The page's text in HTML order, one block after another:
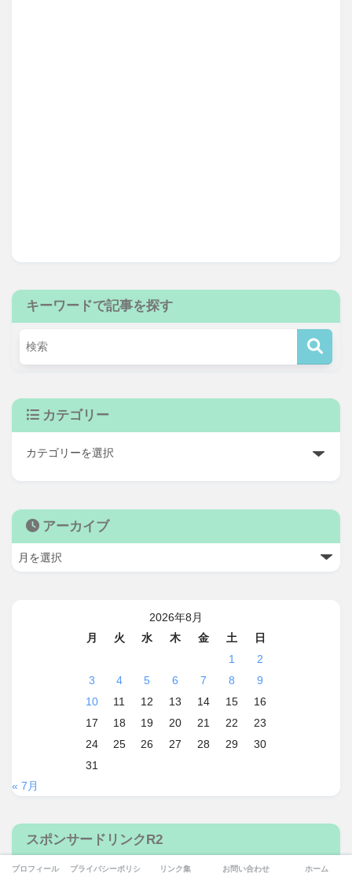
キーワードで記事を探す
カテゴリー
アーカイブ
2026年8月
月
火 水 木 金 土
日
1
2
3
4 5 6 7 8
9
10
11 12 13 14 15
16
17
18 19 20 21 22
23
24
25 26 27 28 29
30
31
« 7月
スポンサードリンクR2
プロフィール プライバシーポリシー リンク集 お問い合わせ ホーム